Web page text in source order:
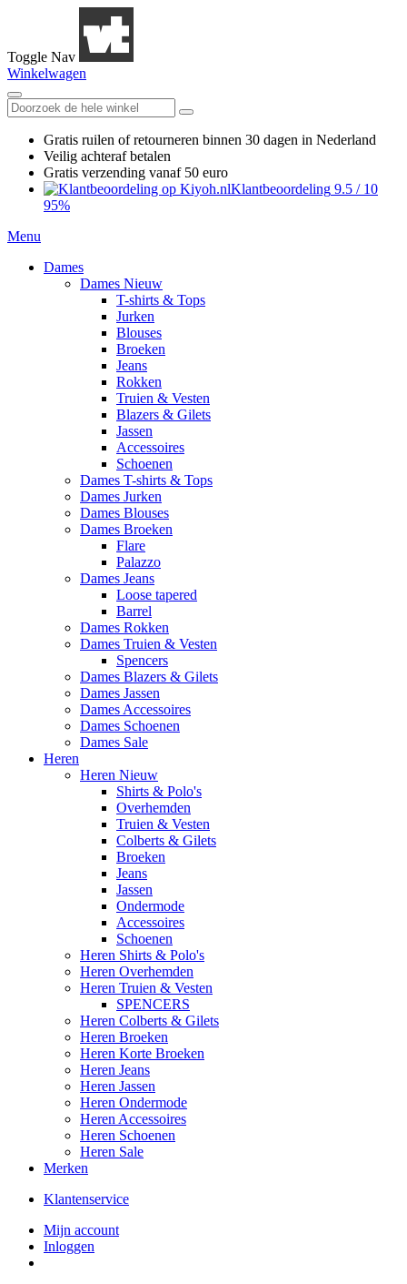
Toggle Nav
Winkelwagen
Gratis ruilen of retourneren binnen 30 dagen in Nederland
Veilig achteraf betalen
Gratis verzending vanaf 50 euro
Klantbeoordeling 9.5 / 10
95%
Menu
Dames
Dames Nieuw
T-shirts & Tops
Jurken
Blouses
Broeken
Jeans
Rokken
Truien & Vesten
Blazers & Gilets
Jassen
Accessoires
Schoenen
Dames T-shirts & Tops
Dames Jurken
Dames Blouses
Dames Broeken
Flare
Palazzo
Dames Jeans
Loose tapered
Barrel
Dames Rokken
Dames Truien & Vesten
Spencers
Dames Blazers & Gilets
Dames Jassen
Dames Accessoires
Dames Schoenen
Dames Sale
Heren
Heren Nieuw
Shirts & Polo's
Overhemden
Truien & Vesten
Colberts & Gilets
Broeken
Jeans
Jassen
Ondermode
Accessoires
Schoenen
Heren Shirts & Polo's
Heren Overhemden
Heren Truien & Vesten
SPENCERS
Heren Colberts & Gilets
Heren Broeken
Heren Korte Broeken
Heren Jeans
Heren Jassen
Heren Ondermode
Heren Accessoires
Heren Schoenen
Heren Sale
Merken
Klantenservice
Mijn account
Inloggen